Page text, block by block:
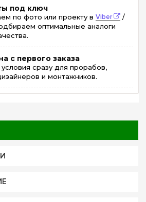
под ключ
по фото или проекту в Viber
/
оптимальные аналоги
с первого заказа
сразу для прорабов,
и монтажников.